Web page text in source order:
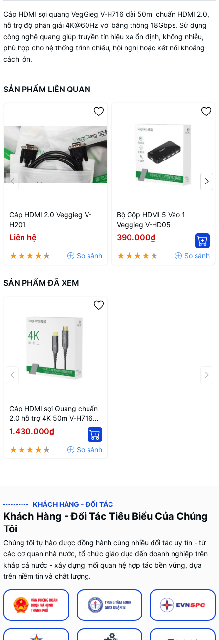
Cáp HDMI sợi quang VegGieg V-H716 dài 50m, chuẩn HDMI 2.0,
hỗ trợ độ phân giải 4K@60Hz với băng thông 18Gbps. Sử dụng
công nghệ quang giúp truyền tín hiệu xa ổn định, không nhiễu,
phù hợp cho hệ thống trình chiếu, hội nghị hoặc kết nối khoảng
cách lớn.
SẢN PHẨM LIÊN QUAN
Cáp HDMI 2.0 Veggieg V-
H201
Liên hệ
Bộ Gộp HDMI 5 Vào 1
Veggieg V-HD05
390.000₫
SẢN PHẨM ĐÃ XEM
Cáp HDMI sợi Quang chuẩn
2.0 hỗ trợ 4K 50m V-H716
VegGieg
1.430.000₫
KHÁCH HÀNG - ĐỐI TÁC
Khách Hàng - Đối Tác Tiêu Biểu Của Chúng
Tôi
Chúng tôi tự hào được đồng hành cùng nhiều đối tác uy tín - từ
các cơ quan nhà nước, tổ chức giáo dục đến doanh nghiệp trên
khắp cả nước - xây dựng mối quan hệ hợp tác bền vững, dựa
trên niềm tin và chất lượng.